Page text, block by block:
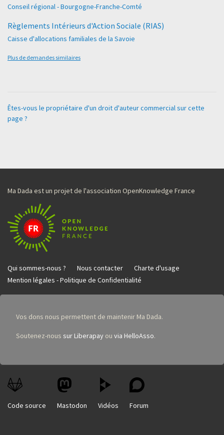
Conseil régional - Bourgogne-Franche-Comté
Règlements Intérieurs d'Action Sociale (RIAS)
Caisse d'allocations familiales de la Savoie
Plus de demandes similaires
Êtes-vous le propriétaire d'un droit d'auteur commercial sur cette
page ?
Ma Dada est un projet de l'association OpenKnowledge France
Qui sommes-nous ? Nous contacter
Charte d'usage
Mention légales - Politique de Confidentialité
Vos dons nous permettent de maintenir Ma Dada.
Soutenez-nous sur Liberapay ou via HelloAsso.
Code source Mastodon Vidéos Forum